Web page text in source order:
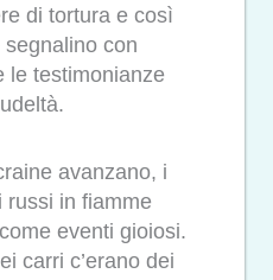
di tortura e così
con
le testimonianze
avanzano, i
russi in fiamme
eventi gioiosi.
carri c’erano dei